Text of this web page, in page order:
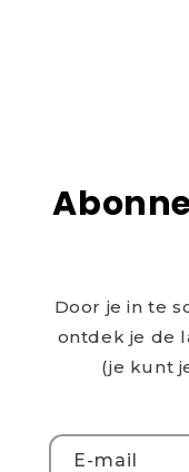
Door je in te
ontdek je de
(je kunt
E‑mail